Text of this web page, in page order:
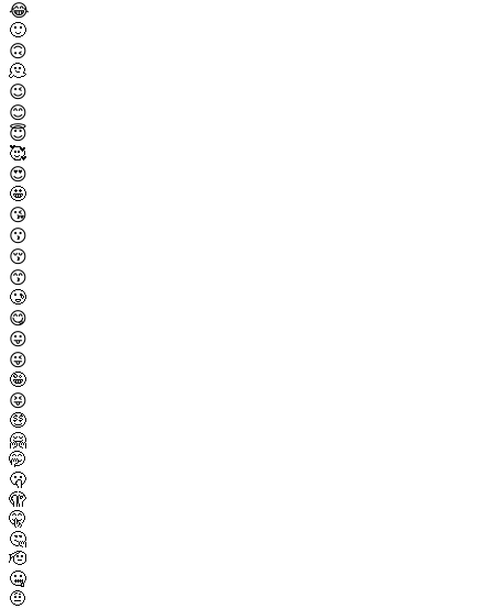
😂
🙂
🙃
🫠
😉
😊
😇
🥰
😍
🤩
😘
😗
😚
😙
🥲
😋
😛
😜
🤪
😝
🤑
🤗
🤭
🫢
🫣
🤫
🤔
🫡
🤐
🤨